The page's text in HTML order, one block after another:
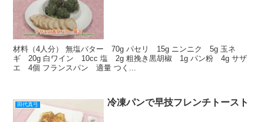
材料（4人分） 無塩バター 70g パセリ 15g ニンニク 5g 玉ネ
ギ 20g 白ワイン 10cc 塩 2g 粗挽き黒胡椒 1g パン粉 4g サザ
エ 4個 フランスパン 適量 つく...
田代真弓 冷凍パンで早技フレンチトースト